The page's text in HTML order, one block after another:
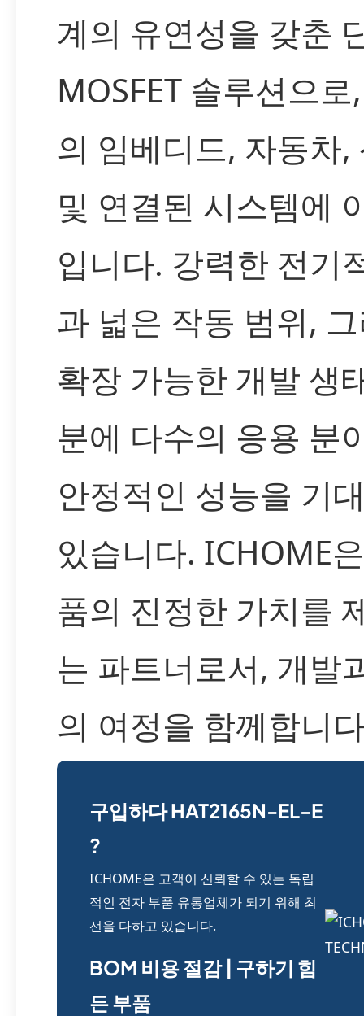
계의 유연성을 갖춘
MOSFET 솔루션으
의 임베디드, 자동차,
및 연결된 시스템에
입니다. 강력한 전기
과 넓은 작동 범위,
확장 가능한 개발 생
분에 다수의 응용 분
안정적인 성능을 기
있습니다. ICHOME
품의 진정한 가치를
는 파트너로서, 개발
의 여정을 함께합니
구입하다 HAT2165N-EL-E
?
ICHOME은 고객이 신뢰할 수 있는 독립
적인 전자 부품 유통업체가 되기 위해 최
선을 다하고 있습니다.
BOM 비용 절감 | 구하기 힘
든 부품